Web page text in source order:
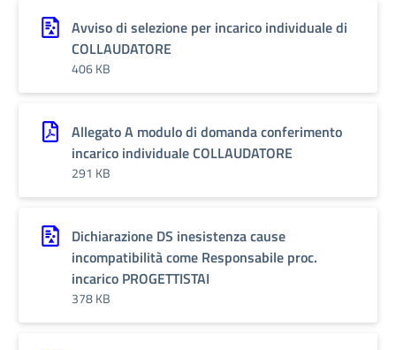
Avviso di selezione per incarico individuale di
COLLAUDATORE
406 KB
Allegato A modulo di domanda conferimento
incarico individuale COLLAUDATORE
291 KB
Dichiarazione DS inesistenza cause
incompatibilità come Responsabile proc.
incarico PROGETTISTAI
378 KB